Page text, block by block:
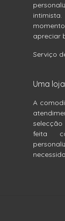
apreciar
Serviço
Uma
A
feita